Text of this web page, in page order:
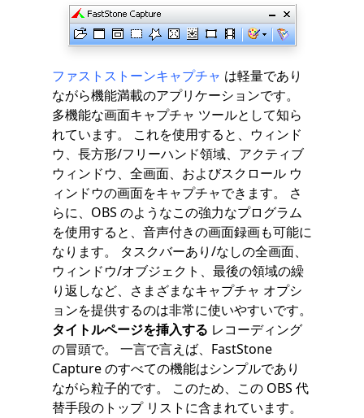
ファストストーンキャプチャ は軽量であり
ながら機能満載のアプリケーションです。
多機能な画面キャプチャ ツールとして知ら
れています。 これを使用すると、ウィンド
ウ、長方形/フリーハンド領域、アクティブ
ウィンドウ、全画面、およびスクロール ウ
ィンドウの画面をキャプチャできます。 さ
らに、OBS のようなこの強力なプログラム
を使用すると、音声付きの画面録画も可能に
なります。 タスクバーあり/なしの全画面、
ウィンドウ/オブジェクト、最後の領域の繰
り返しなど、さまざまなキャプチャ オプシ
ョンを提供するのは非常に使いやすいです。
タイトルページを挿入する レコーディング
の冒頭で。 一言で言えば、FastStone
Capture のすべての機能はシンプルであり
ながら粒子的です。 このため、この OBS 代
替手段のトップ リストに含まれています。